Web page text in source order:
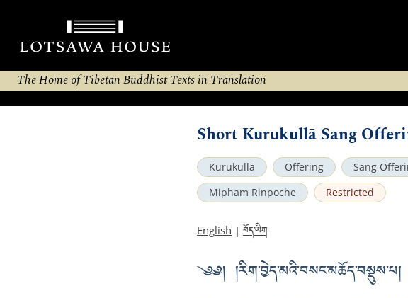
The Home of Tibetan Buddhist Texts in Translation
Short Kurukullā Sang
Kurukullā Offering Sang
Mipham Rinpoche
Restricted
English | བོད་ཡིག
༄༅། །རིག་བྱེད་མའི་བསང་མཆོད་བསྡུས་པ།